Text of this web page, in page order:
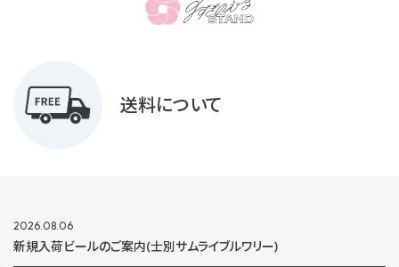
送料について
2026.08.06
新規入荷ビールのご案内(士別サムライブルワリー)